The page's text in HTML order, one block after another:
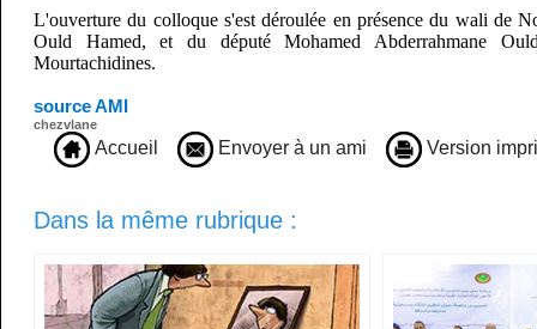
L'ouverture du colloque s'est déroulée en présence du wali de
Ould Hamed, et du député Mohamed Abderrahmane
Mourtachidines.
source AMI
chezvlane
Accueil Envoyer à un ami Version
Dans la même rubrique :